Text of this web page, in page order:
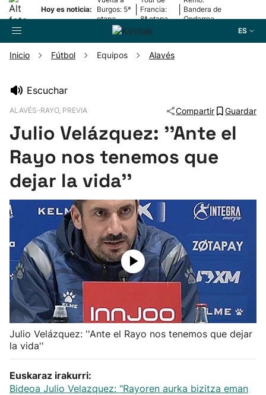
Hoy es noticia:
Burgos: 5ª
etapa
Francia:
8ª etapa
Bandera de
Ondarroa
ES
Pelota
Remo
Baloncesto
Ciclismo
Herri-kirolak
Balonmano
Kirolak 360
Atletismo
Inicio Fútbol Equipos Alavés
Escuchar
ALAVÉS-RAYO, PREVIA Compartir Guardar
Julio Velázquez: ''Ante el
Rayo nos tenemos que
dejar la vida''
Julio Velázquez: ''Ante el Rayo nos tenemos que dejar
la vida''
Euskaraz irakurri:
Bideoa Julio Velazquez: "Rayoren aurka bizitza eman